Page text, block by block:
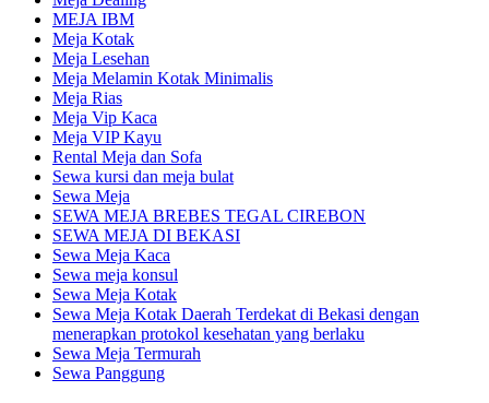
MEJA IBM
Meja Kotak
Meja Lesehan
Meja Melamin Kotak Minimalis
Meja Rias
Meja Vip Kaca
Meja VIP Kayu
Rental Meja dan Sofa
Sewa kursi dan meja bulat
Sewa Meja
SEWA MEJA BREBES TEGAL CIREBON
SEWA MEJA DI BEKASI
Sewa Meja Kaca
Sewa meja konsul
Sewa Meja Kotak
Sewa Meja Kotak Daerah Terdekat di Bekasi dengan
menerapkan protokol kesehatan yang berlaku
Sewa Meja Termurah
Sewa Panggung